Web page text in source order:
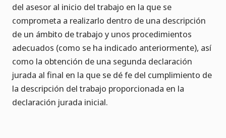
del asesor al inicio del trabajo en la que se
comprometa a realizarlo dentro de una descripción
de un ámbito de trabajo y unos procedimientos
adecuados (como se ha indicado anteriormente), así
como la obtención de una segunda declaración
jurada al final en la que se dé fe del cumplimiento de
la descripción del trabajo proporcionada en la
declaración jurada inicial.